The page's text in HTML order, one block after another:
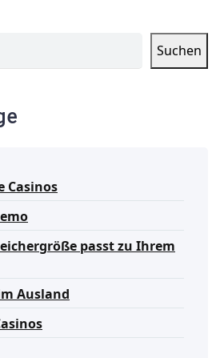
Suchen
Casinos
passt zu Ihrem
Ausland